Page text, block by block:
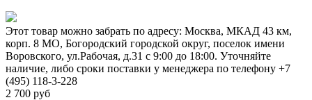
Этот товар можно забрать по адресу: Москва, МКАД 43 км,
корп. 8 МО, Богородский городской округ, поселок имени
Воровского, ул.Рабочая, д.31 с 9:00 до 18:00. Уточняйте
наличие, либо сроки поставки у менеджера по телефону +7
(495) 118-3-228
2 700 руб